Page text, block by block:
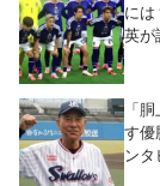
に
英が
「
す優
ンタ